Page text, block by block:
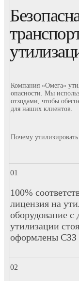
Компания «Омега»
опасности. Мы
отходами, чтобы
для наших клиентов.
Почему
100%
лицензия на
оборудование
утилизации
оформлены